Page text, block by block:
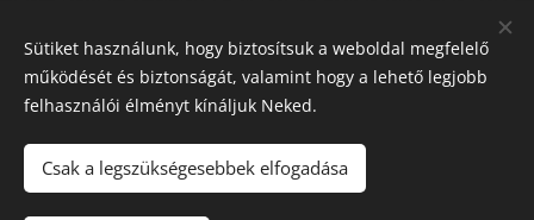
tenisz szakosztályának vezetője, helyettesének pedig
Varga Gézát választották, aki pedig 19-ben szintén
még a Gyárépítők játékosaként szerzett korosztályos
magyar bajnoki címet.
Sütiket használunk, hogy biztosítsuk a weboldal megfelelő
működését és biztonságát, valamint hogy a lehető legjobb
felhasználói élményt kínáljuk Neked.
Csak a legszükségesebbek elfogadása